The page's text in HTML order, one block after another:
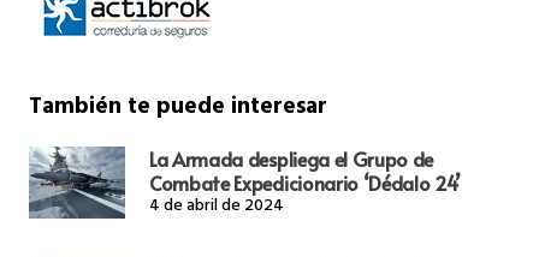
También te puede interesar
La Armada despliega el Grupo de
Combate Expedicionario ‘Dédalo 24’
4 de abril de 2024